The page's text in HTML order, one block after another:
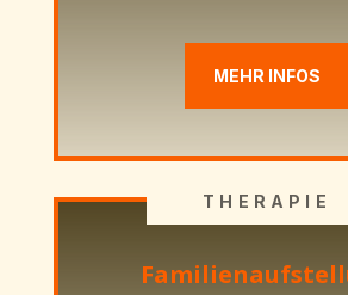
MEHR INFOS
THERAPIE